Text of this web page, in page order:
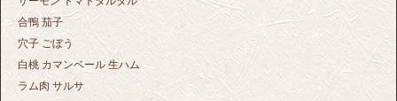
合鴨 茄子
穴子 ごぼう
白桃 カマンベール 生ハム
ラム肉 サルサ